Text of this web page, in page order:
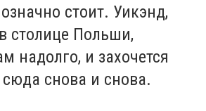
стоит. Уикэнд,
столице Польши,
надолго, и захочется
снова и снова.